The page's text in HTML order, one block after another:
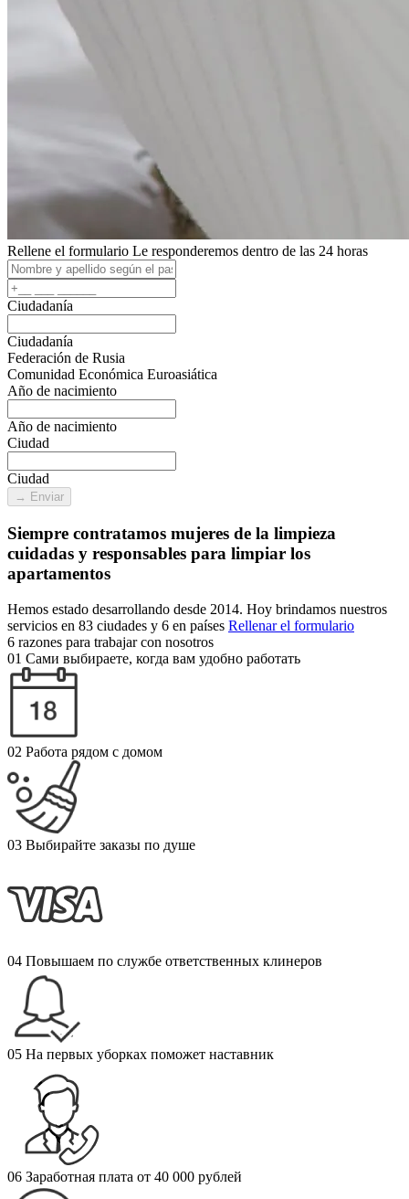
Rellene el formulario Le responderemos dentro de las 24 horas
Ciudadanía
Ciudadanía
Federación de Rusia
Comunidad Económica Euroasiática
Año de nacimiento
Año de nacimiento
Ciudad
Ciudad
→ Enviar
Siempre contratamos mujeres de la limpieza
cuidadas y responsables para limpiar los
apartamentos
Hemos estado desarrollando desde 2014. Hoy brindamos nuestros
servicios en 83 ciudades y 6 en países Rellenar el formulario
6 razones para trabajar con nosotros
01 Сами выбираете, когда вам удобно работать
02 Работа рядом с домом
03 Выбирайте заказы по душе
04 Повышаем по службе ответственных клинеров
05 На первых уборках поможет наставник
06 Заработная плата от 40 000 рублей